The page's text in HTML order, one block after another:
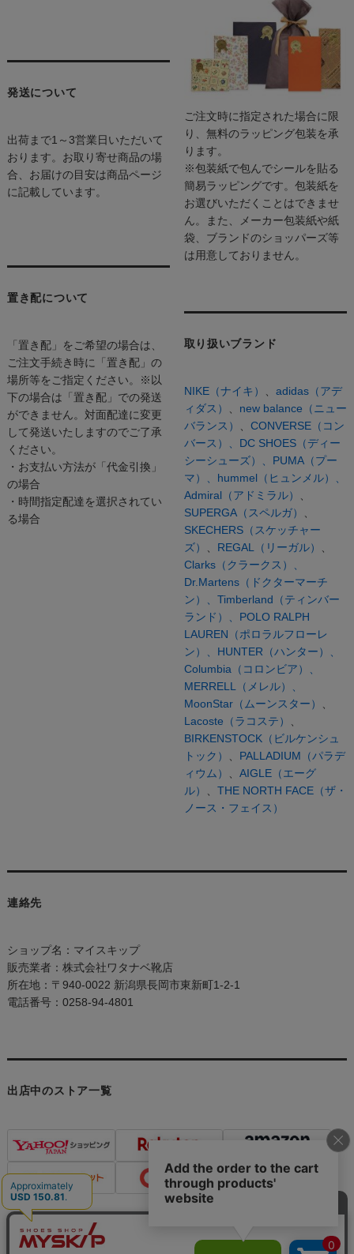
発送について
出荷まで1～3営業日いただいて
おります。お取り寄せ商品の場
合、お届けの目安は商品ページ
に記載しています。
置き配について
「置き配」をご希望の場合は、
ご注文手続き時に「置き配」の
場所等をご指定ください。※以
下の場合は「置き配」での発送
ができません。対面配達に変更
して発送いたしますのでご了承
ください。
・お支払い方法が「代金引換」
の場合
・時間指定配達を選択されてい
る場合
ご注文時に指定された場合に限
り、無料のラッピング包装を承
ります。
※包装紙で包んでシールを貼る
簡易ラッピングです。包装紙を
お選びいただくことはできませ
ん。また、メーカー包装紙や紙
袋、ブランドのショッパーズ等
は用意しておりません。
取り扱いブランド
NIKE（ナイキ）
adidas（アデ
ィダス）
new balance（ニュー
バランス）
CONVERSE（コン
バース）、 DC SHOES（ディー
シーシューズ）、 PUMA（プー
マ）、 hummel（ヒュンメル）、
Admiral（アドミラル）
SUPERGA（スペルガ）
SKECHERS（スケッチャー
ズ）
REGAL（リーガル）
Clarks（クラークス）、
Dr.Martens（ドクターマーチ
ン）、 Timberland（ティンバー
ランド）、 POLO RALPH
LAUREN（ポロラルフローレ
ン）、 HUNTER（ハンター）、
Columbia（コロンビア）、
MERRELL（メレル）、
MoonStar（ムーンスター）
Lacoste（ラコステ）
BIRKENSTOCK（ビルケンシュ
トック）
PALLADIUM（パラデ
ィウム）
AIGLE（エーグ
ル）
THE NORTH FACE（ザ・
ノース・フェイス）
連絡先
ショップ名：マイスキップ
販売業者：株式会社ワタナベ靴店
所在地：〒940-0022 新潟県長岡市東新町1-2-1
電話番号：0258-94-4801
出店中のストア一覧